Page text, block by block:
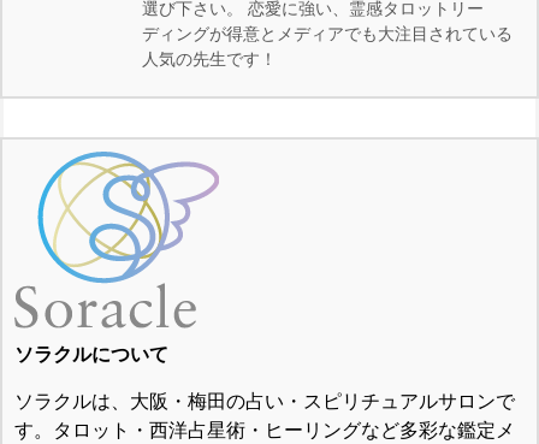
選び下さい。 恋愛に強い、霊感タロットリー
ディングが得意とメディアでも大注目されている
人気の先生です！
ソラクルについて
ソラクルは、大阪・梅田の占い・スピリチュアルサロンで
す。タロット・西洋占星術・ヒーリングなど多彩な鑑定メ